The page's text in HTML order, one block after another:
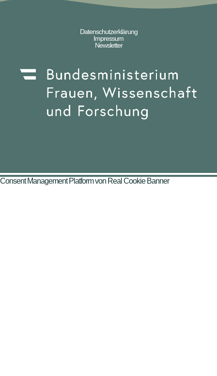
Datenschutzerklärung
Impressum
Newsletter
Consent Management Platform von Real Cookie Banner